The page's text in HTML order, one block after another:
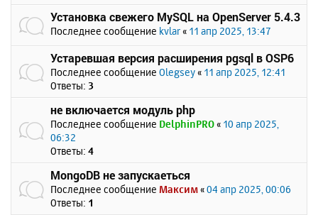
Установка свежего MySQL на OpenServer 5.4.3
Последнее сообщение kvlar « 11 апр 2025, 13:47
Устаревшая версия расширения pgsql в OSP6
Последнее сообщение Olegsey « 11 апр 2025, 12:41
Ответы: 3
не включается модуль php
Последнее сообщение DelphinPRO « 10 апр 2025,
06:32
Ответы: 4
MongoDB не запускаеться
Последнее сообщение Максим «04 апр 2025, 00:06
Ответы: 1